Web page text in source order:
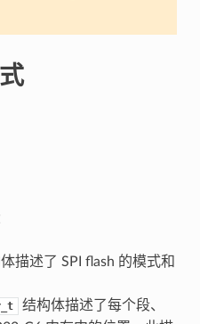
描述了 SPI flash 的模式和
结构体描述了每个段、